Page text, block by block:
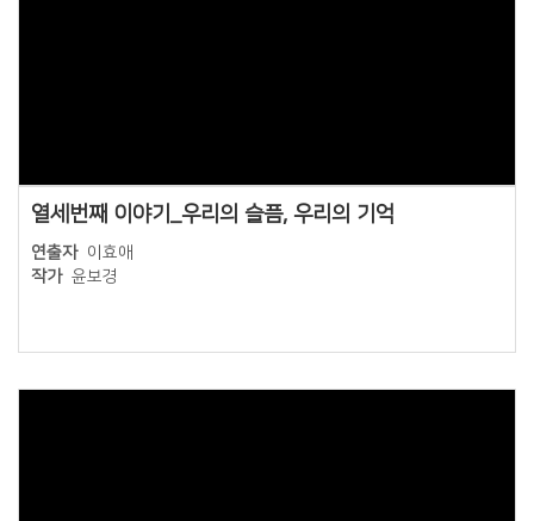
열세번째 이야기_우리의 슬픔, 우리의 기억
연출자 이효애
작가 윤보경